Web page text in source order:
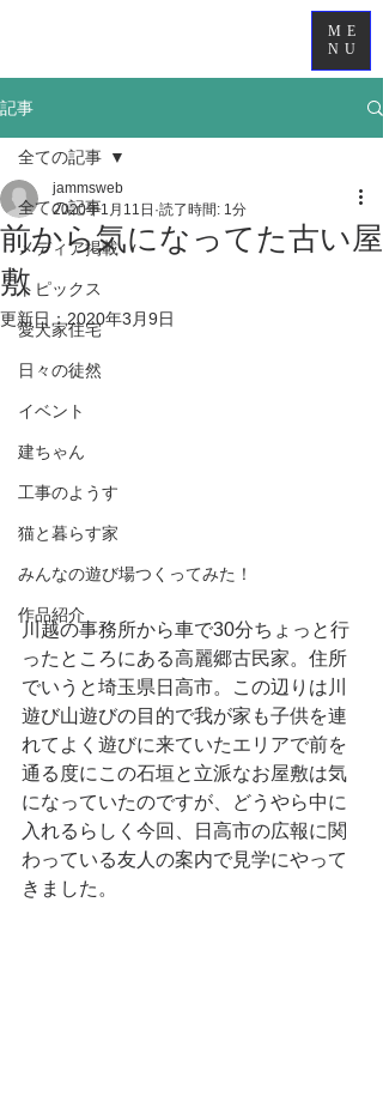
ME
NU
記事
全ての記事
メディア掲載
トピックス
愛犬家住宅
日々の徒然
イベント
建ちゃん
工事のようす
猫と暮らす家
みんなの遊び場つくってみた！
作品紹介
全ての記事
前から気になってた古い屋
敷
jammsweb
2020年1月11日 読了時間: 1分
更新日：2020年3月9日
川越の事務所から車で30分ちょっと行
ったところにある高麗郷古民家。住所
でいうと埼玉県日高市。この辺りは川
遊び山遊びの目的で我が家も子供を連
れてよく遊びに来ていたエリアで前を
通る度にこの石垣と立派なお屋敷は気
になっていたのですが、どうやら中に
入れるらしく今回、日高市の広報に関
わっている友人の案内で見学にやって
きました。